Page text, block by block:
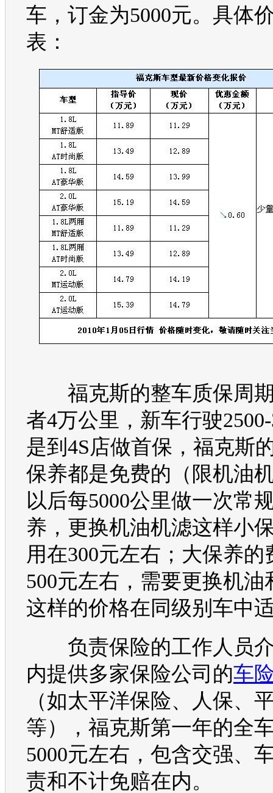
车，订金为5000元。具体
表：
福克斯的整车质保周
者4万公里，新车行驶
是到4S店做首保， 福克斯
保养都是免费的（限机油
以后每5000公里做一次常
养，更换机油机滤这样小
用在300元左右；大保养的
500元左右，需要更换机油
这样的价格在同级别车中
负责保险的工作人员
内提供多家保险公司的车
（如太平洋保险、人保、
等）， 福克斯第一年的全
5000元左右，包含交强、
责和不计免赔在内。